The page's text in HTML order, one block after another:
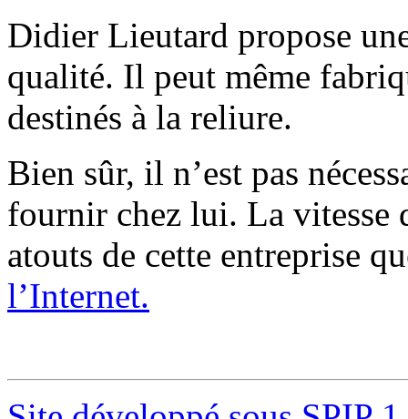
Didier Lieutard propose
qualité. Il peut même
destinés à la reliure.
Bien sûr, il n’est pas
fournir chez lui. La vitesse
atouts de cette entreprise
l’Internet.